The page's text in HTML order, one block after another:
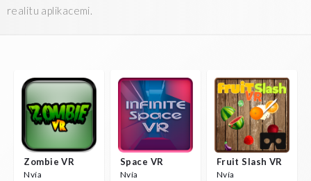
realitu aplikacemi.
Zombie VR
Nvía
Space VR
Nvía
Fruit Slash VR
Nvía